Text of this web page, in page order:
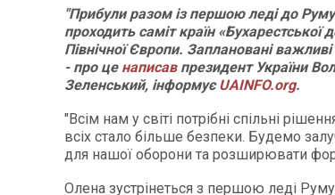
"Прибули разом із першою леді до
проходить саміт країн «Бухарестської
Північної Європи. Заплановані важливі
- про це написавпрезидент України
Зеленський, інформуєUAINFO.org.
"Всім нам у світі потрібні спільні
всіх стало більше безпеки. Будемо
для нашої оборони та розширювати
Олена зустрінеться з першою леді